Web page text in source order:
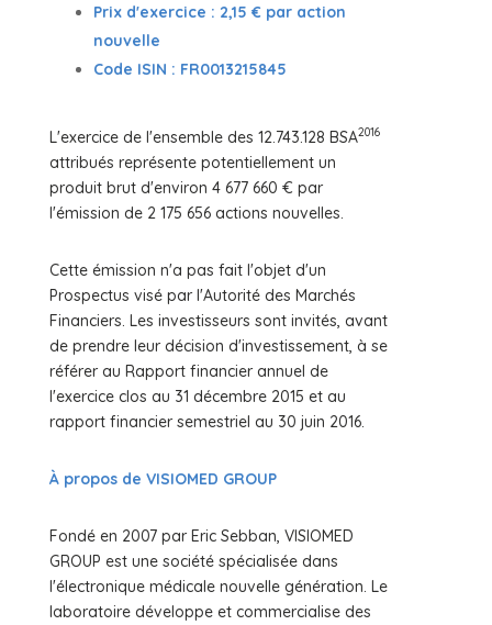
Prix d'exercice : 2,15 € par action
nouvelle
Code ISIN : FR0013215845
L'exercice de l'ensemble des 12.743.128 BSA2016
attribués représente potentiellement un
produit brut d'environ 4 677 660 € par
l'émission de 2 175 656 actions nouvelles.
Cette émission n'a pas fait l'objet d'un
Prospectus visé par l'Autorité des Marchés
Financiers. Les investisseurs sont invités, avant
de prendre leur décision d'investissement, à se
référer au Rapport financier annuel de
l'exercice clos au 31 décembre 2015 et au
rapport financier semestriel au 30 juin 2016.
À propos de VISIOMED GROUP
Fondé en 2007 par Eric Sebban, VISIOMED
GROUP est une société spécialisée dans
l'électronique médicale nouvelle génération. Le
laboratoire développe et commercialise des